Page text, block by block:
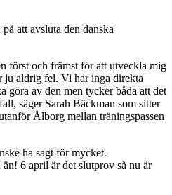
att avsluta den danska
först och främst för att utveckla mig
ju aldrig fel. Vi har inga direkta
göra av den men tycker båda att det
säger Sarah Bäckman som sitter
Ålborg mellan träningspassen
ha sagt för mycket.
6 april är det slutprov så nu är